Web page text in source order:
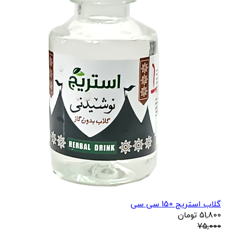
گلاب استریج 150 سی سی
51,800 تومان
75,000